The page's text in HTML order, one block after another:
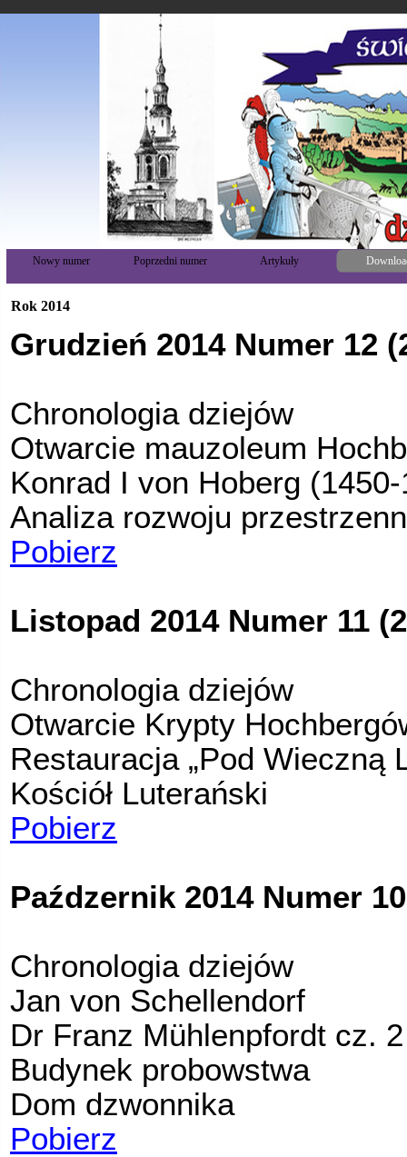
Nowy numer Poprzedni numer Artykuły
Rok 2014
Grudzień 2014 Numer 12
Chronologia dziejów
Otwarcie mauzoleum
Konrad I von Hoberg
Analiza rozwoju
Pobierz
Listopad 2014 Numer 11
Chronologia dziejów
Otwarcie Krypty
Restauracja „Pod Wieczną
Kościół Luterański
Pobierz
Paźdzernik 2014 Numer
Chronologia dziejów
Jan von Schellendorf
Dr Franz Mühlenpfordt cz. 2
Budynek probowstwa
Dom dzwonnika
Pobierz